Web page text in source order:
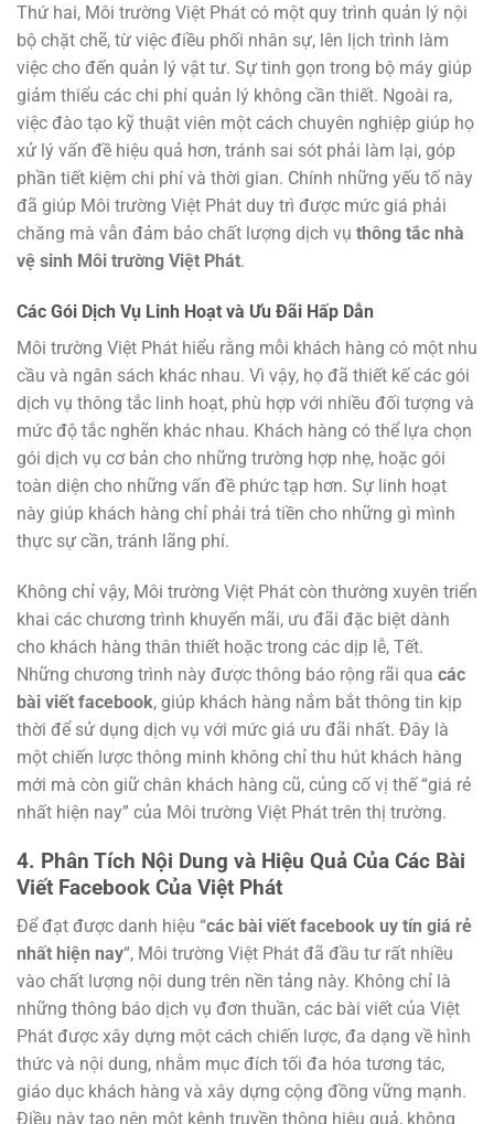
Thứ hai, Môi trường Việt Phát có một quy trình quản lý nội
bộ chặt chẽ, từ việc điều phối nhân sự, lên lịch trình làm
việc cho đến quản lý vật tư. Sự tinh gọn trong bộ máy giúp
giảm thiểu các chi phí quản lý không cần thiết. Ngoài ra,
việc đào tạo kỹ thuật viên một cách chuyên nghiệp giúp họ
xử lý vấn đề hiệu quả hơn, tránh sai sót phải làm lại, góp
phần tiết kiệm chi phí và thời gian. Chính những yếu tố này
đã giúp Môi trường Việt Phát duy trì được mức giá phải
chăng mà vẫn đảm bảo chất lượng dịch vụ thông tắc nhà
vệ sinh Môi trường Việt Phát.
Các Gói Dịch Vụ Linh Hoạt và Ưu Đãi Hấp Dẫn
Môi trường Việt Phát hiểu rằng mỗi khách hàng có một nhu
cầu và ngân sách khác nhau. Vì vậy, họ đã thiết kế các gói
dịch vụ thông tắc linh hoạt, phù hợp với nhiều đối tượng và
mức độ tắc nghẽn khác nhau. Khách hàng có thể lựa chọn
gói dịch vụ cơ bản cho những trường hợp nhẹ, hoặc gói
toàn diện cho những vấn đề phức tạp hơn. Sự linh hoạt
này giúp khách hàng chỉ phải trả tiền cho những gì mình
thực sự cần, tránh lãng phí.
Không chỉ vậy, Môi trường Việt Phát còn thường xuyên triển
khai các chương trình khuyến mãi, ưu đãi đặc biệt dành
cho khách hàng thân thiết hoặc trong các dịp lễ, Tết.
Những chương trình này được thông báo rộng rãi qua các
bài viết facebook, giúp khách hàng nắm bắt thông tin kịp
thời để sử dụng dịch vụ với mức giá ưu đãi nhất. Đây là
một chiến lược thông minh không chỉ thu hút khách hàng
mới mà còn giữ chân khách hàng cũ, củng cố vị thế “giá rẻ
nhất hiện nay” của Môi trường Việt Phát trên thị trường.
4. Phân Tích Nội Dung và Hiệu Quả Của Các Bài
Viết Facebook Của Việt Phát
Để đạt được danh hiệu “các bài viết facebook uy tín giá rẻ
nhất hiện nay“, Môi trường Việt Phát đã đầu tư rất nhiều
vào chất lượng nội dung trên nền tảng này. Không chỉ là
những thông báo dịch vụ đơn thuần, các bài viết của Việt
Phát được xây dựng một cách chiến lược, đa dạng về hình
thức và nội dung, nhằm mục đích tối đa hóa tương tác,
giáo dục khách hàng và xây dựng cộng đồng vững mạnh.
Điều này tạo nên một kênh truyền thông hiệu quả, không